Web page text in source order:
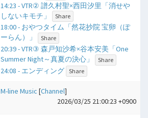
14:23 - VTR② 譜久村聖×西田汐里「消せや
しないキモチ」
Share
18:00 - おやつタイム「然花抄院 宝卵（ぽ
ーらん）」
Share
20:39 - VTR③ 森戸知沙希×谷本安美「One
Summer Night～真夏の決心」
Share
24:08 - エンディング Share
M-line Music [Channel]
2026/03/25 21:00:23 +0900